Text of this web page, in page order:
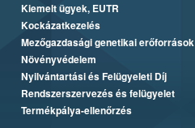
Kiemelt ügyek, EUTR
Kockázatkezelés
Mezőgazdasági genetikai erőforrások
Növényvédelem
Nyilvántartási és Felügyeleti Díj
Rendszerszervezés és felügyelet
Termékpálya-ellenőrzés